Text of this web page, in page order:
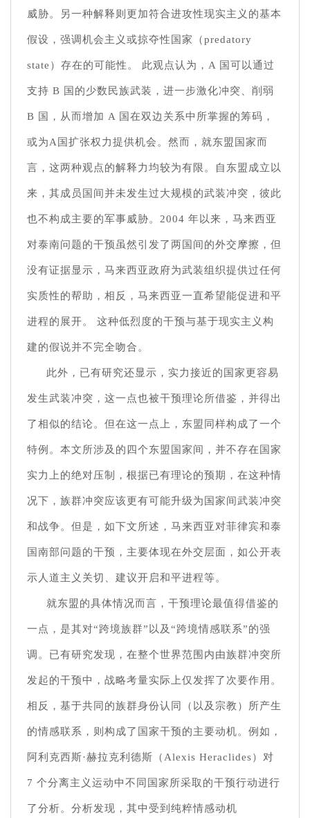
威胁。另一种解释则更加符合进攻性现实主义的基本
假设，强调机会主义或掠夺性国家（predatory
state）存在的可能性。 此观点认为，A 国可以通过
支持 B 国的少数民族武装，进一步激化冲突、削弱
B 国，从而增加 A 国在双边关系中所掌握的筹码，
或为A国扩张权力提供机会。然而，就东盟国家而
言，这两种观点的解释力均较为有限。自东盟成立以
来，其成员国间并未发生过大规模的武装冲突，彼此
也不构成主要的军事威胁。2004 年以来，马来西亚
对泰南问题的干预虽然引发了两国间的外交摩擦，但
没有证据显示，马来西亚政府为武装组织提供过任何
实质性的帮助，相反，马来西亚一直希望能促进和平
进程的展开。 这种低烈度的干预与基于现实主义构
建的假说并不完全吻合。
此外，已有研究还显示，实力接近的国家更容易
发生武装冲突，这一点也被干预理论所借鉴，并得出
了相似的结论。但在这一点上，东盟同样构成了一个
特例。本文所涉及的四个东盟国家间，并不存在国家
实力上的绝对压制，根据已有理论的预期，在这种情
况下，族群冲突应该更有可能升级为国家间武装冲突
和战争。但是，如下文所述，马来西亚对菲律宾和泰
国南部问题的干预，主要体现在外交层面，如公开表
示人道主义关切、建议开启和平进程等。
就东盟的具体情况而言，干预理论最值得借鉴的
一点，是其对“跨境族群”以及“跨境情感联系”的强
调。已有研究发现，在整个世界范围内由族群冲突所
发起的干预中，战略考量实际上仅发挥了次要作用。
相反，基于共同的族群身份认同（以及宗教）所产生
的情感联系，则构成了国家干预的主要动机。例如，
阿利克西斯·赫拉克利德斯（Alexis Heraclides）对
7 个分离主义运动中不同国家所采取的干预行动进行
了分析。分析发现，其中受到纯粹情感动机